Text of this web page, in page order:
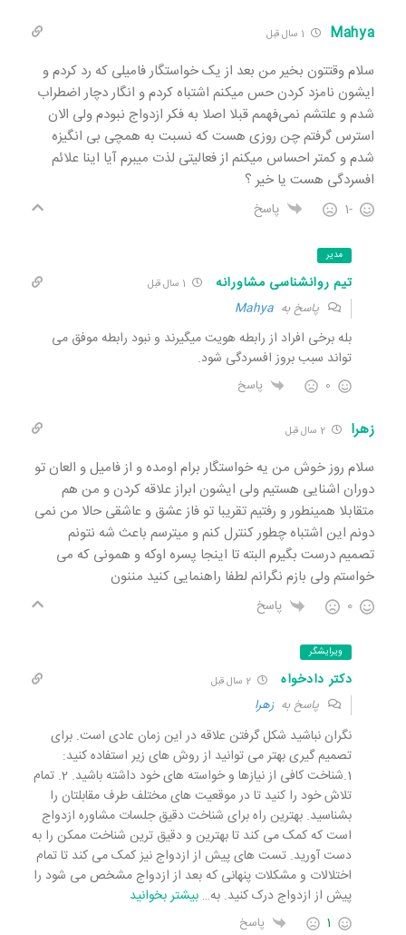
Mahya
سلام وقتتون بخیر من بعد از یک خواستگار فامیلی که رد کردم و
ایشون نامزد کردن حس میکنم اشتباه کردم و انگار دچار اضطراب
شدم و علتشم نمی‌فهمم قبلا اصلا به فکر ازدواج نبودم ولی الان
استرس گرفتم چن روزی هست که نسبت به همچی بی انگیزه
شدم و کمتر احساس میکنم از فعالیتی لذت میبرم آیا اینا علائم
افسردگی هست یا خیر ؟
-1 پاسخ
مدیر
تیم روانشناسی مشاورانه
پاسخ به Mahya
بله برخی افراد از رابطه هویت میگیرند و نبود رابطه موفق می
تواند سبب بروز افسردگی شود.
0 پاسخ
زهرا 2 سال قبل
سلام روز خوش من یه خواستگار برام اومده و از فامیل و العان تو
دوران اشنایی هستیم ولی ایشون ابراز علاقه کردن و من هم
متقابلا همینطور و رفتیم تقریبا تو فاز عشق و عاشقی حالا من نمی
دونم این اشتباه چطور کنترل کنم و میترسم باعث شه نتونم
تصمیم درست بگیرم البته تا اینجا پسره اوکه و همونی که می
خواستم ولی بازم نگرانم لطفا راهنمایی کنید مننون
0 پاسخ
ویرایشگر
دکتر دادخواه
پاسخ بهزهرا
نگران نباشید شکل گرفتن علاقه در این زمان عادی است. برای
تصمیم گیری بهتر می توانید از روش های زیر استفاده کنید:
1.شناخت کافی از نیازها و خواسته های خود داشته باشید. 2. تمام
تلاش خود را کنید تا در موقعیت های مختلف طرف مقابلتان را
بشناسید. بهترین راه برای شناخت دقیق جلسات مشاوره ازدواج
است که کمک می کند تا بهترین و دقیق ترین شناخت ممکن را به
دست آورید. تست های پیش از ازدواج نیز کمک می کند تا تمام
اختلالات و مشکلات پنهانی که بعد از ازدواج مشخص می شود را
پیش از ازدواج درک کنید. به… بیشتر بخوانید
1 پاسخ